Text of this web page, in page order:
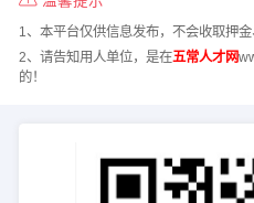
1、本平台仅供信息发布，不会收取押金
2、请告知用人单位，是在五常人才网
的！